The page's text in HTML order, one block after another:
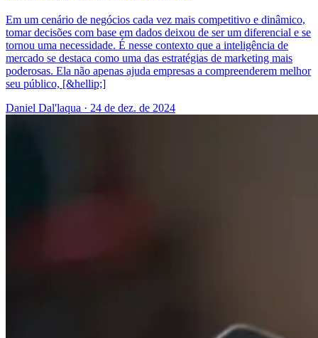
Em um cenário de negócios cada vez mais competitivo e dinâmico,
tomar decisões com base em dados deixou de ser um diferencial e se
tornou uma necessidade. É nesse contexto que a inteligência de
mercado se destaca como uma das estratégias de marketing mais
poderosas. Ela não apenas ajuda empresas a compreenderem melhor
seu público, [&hellip;]
Daniel Dal'laqua · 24 de dez. de 2024